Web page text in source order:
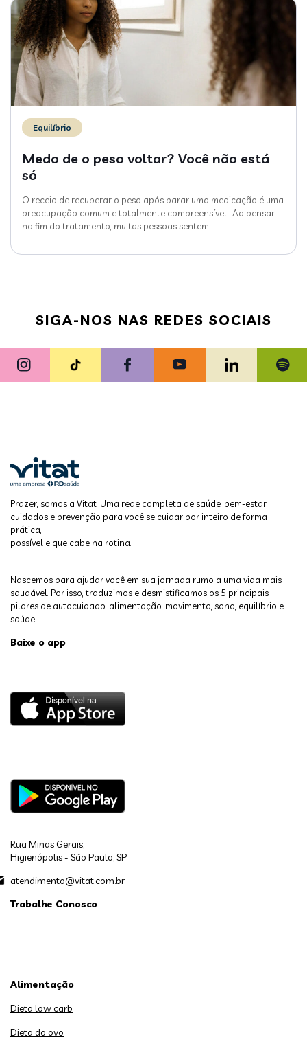
Equilíbrio
Medo de o peso voltar? Você não está
só
O receio de recuperar o peso após parar uma medicação é uma
preocupação comum e totalmente compreensível. Ao pensar
no fim do tratamento, muitas pessoas sentem
SIGA-NOS NAS REDES SOCIAIS
Prazer, somos a Vitat. Uma rede completa de saúde, bem-estar,
cuidados e prevenção para você se cuidar por inteiro de forma
prática,
possível e que cabe na rotina.
Nascemos para ajudar você em sua jornada rumo a uma vida mais
saudável. Por isso, traduzimos e desmistificamos os 5 principais
pilares de autocuidado: alimentação, movimento, sono, equilíbrio e
saúde.
Baixe o app
Rua Minas Gerais,
Higienópolis - São Paulo, SP
atendimento@vitat.com.br
Trabalhe Conosco
Alimentação
Dieta low carb
Dieta do ovo